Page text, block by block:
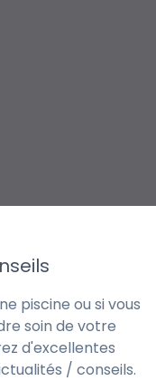
piscine ou si vous
soin de votre
d'excellentes
/ conseils.